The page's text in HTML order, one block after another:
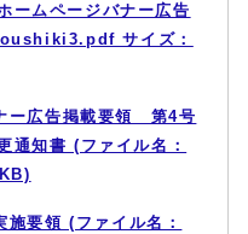
ームページバナー広告
サイズ：
ー広告掲載要領 第4号
通知書 (ファイル名：
要領 (ファイル名：